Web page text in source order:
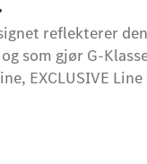
reflekterer
gjør G-
EXCLUSIVE